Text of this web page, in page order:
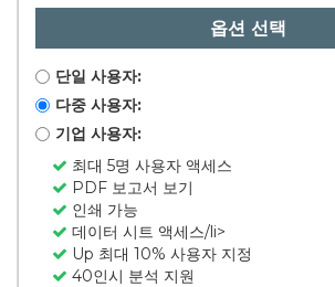
옵션 선택
단일 사용자:
다중 사용자:
기업 사용자:
최대 5명 사용자 액세스
PDF 보고서 보기
인쇄 가능
데이터 시트 액세스/li>
Up 최대 10% 사용자 지정
40인시 분석 지원